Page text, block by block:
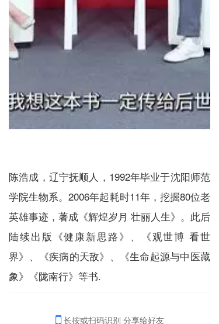
陈浩成，辽宁抚顺人，1992年毕业于沈阳师范
学院生物系。2006年起耗时11年，挖掘80位老
英雄事迹，著成《辉煌岁月 壮丽人生》。此后
陆续出版《健康新思路》、《观世博 看世
界》、《疾病的天敌》、《生命起源与中医藏
象》《陇南行》等书.
长按或扫码识别 分享给好友